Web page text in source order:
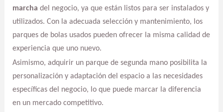
marcha del negocio, ya que están listos para ser instalados y
utilizados. Con la adecuada selección y mantenimiento, los
parques de bolas usados pueden ofrecer la misma calidad de
experiencia que uno nuevo.
Asimismo, adquirir un parque de segunda mano posibilita la
personalización y adaptación del espacio a las necesidades
específicas del negocio, lo que puede marcar la diferencia
en un mercado competitivo.